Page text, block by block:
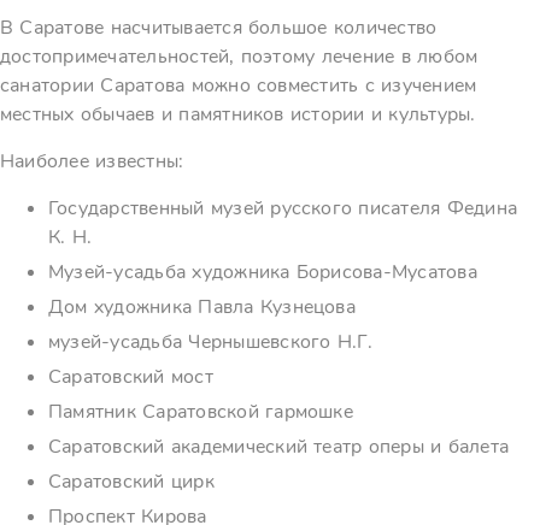
В Саратове насчитывается большое количество
достопримечательностей, поэтому лечение в любом
санатории Саратова можно совместить с изучением
местных обычаев и памятников истории и культуры.
Наиболее известны:
Государственный музей русского писателя Федина
К. Н.
Музей-усадьба художника Борисова-Мусатова
Дом художника Павла Кузнецова
музей-усадьба Чернышевского Н.Г.
Саратовский мост
Памятник Саратовской гармошке
Саратовский академический театр оперы и балета
Саратовский цирк
Проспект Кирова